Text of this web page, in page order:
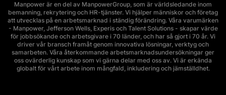
Manpower är en del av ManpowerGroup, som är världsledande inom
bemanning, rekrytering och HR-tjänster. Vi hjälper människor och företag
att utvecklas på en arbetsmarknad i ständig förändring. Våra varumärken
- Manpower, Jefferson Wells, Experis och Talent Solutions - skapar värde
för jobbsökande och arbetsgivare i 70 länder, och har så gjort i 70 år. Vi
driver vår bransch framåt genom innovativa lösningar, verktyg och
samarbeten. Våra återkommande arbetsmarknadsundersökningar ger
oss ovärderlig kunskap som vi gärna delar med oss av. Vi är erkända
globalt för vårt arbete inom mångfald, inkludering och jämställdhet.